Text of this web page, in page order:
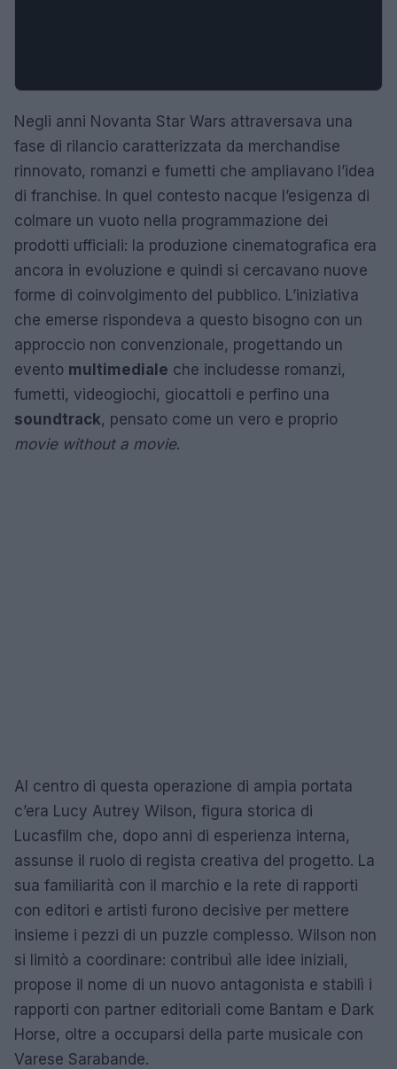
Negli anni Novanta Star Wars attraversava una
fase di rilancio caratterizzata da merchandise
rinnovato, romanzi e fumetti che ampliavano l’idea
di franchise. In quel contesto nacque l’esigenza di
colmare un vuoto nella programmazione dei
prodotti ufficiali: la produzione cinematografica era
ancora in evoluzione e quindi si cercavano nuove
forme di coinvolgimento del pubblico. L’iniziativa
che emerse rispondeva a questo bisogno con un
approccio non convenzionale, progettando un
evento multimediale che includesse romanzi,
fumetti, videogiochi, giocattoli e perfino una
soundtrack, pensato come un vero e proprio
movie without a movie.
Al centro di questa operazione di ampia portata
c’era Lucy Autrey Wilson, figura storica di
Lucasfilm che, dopo anni di esperienza interna,
assunse il ruolo di regista creativa del progetto. La
sua familiarità con il marchio e la rete di rapporti
con editori e artisti furono decisive per mettere
insieme i pezzi di un puzzle complesso. Wilson non
si limitò a coordinare: contribuì alle idee iniziali,
propose il nome di un nuovo antagonista e stabilì i
rapporti con partner editoriali come Bantam e Dark
Horse, oltre a occuparsi della parte musicale con
Varese Sarabande.